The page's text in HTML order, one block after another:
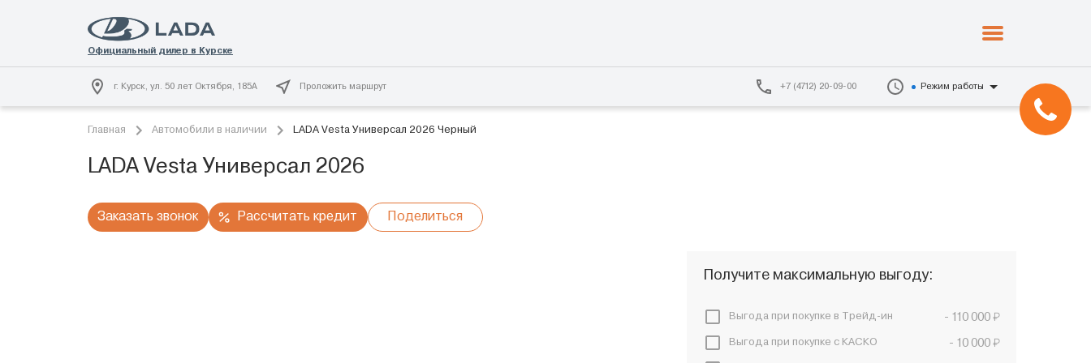
г. Курск, ул. 50 лет Октября, 185А Проложить маршрут +7 (4712) 20-09-00 Режим работы
Главная Автомобили в наличии LADA Vesta Универсал 2026 Черный
LADA Vesta Универсал 2026
Заказать звонок Рассчитать кредит Поделиться
Получите максимальную выгоду:
Выгода при покупке в Трейд-ин - 110 000 ₽
Выгода при покупке с КАСКО - 10 000 ₽